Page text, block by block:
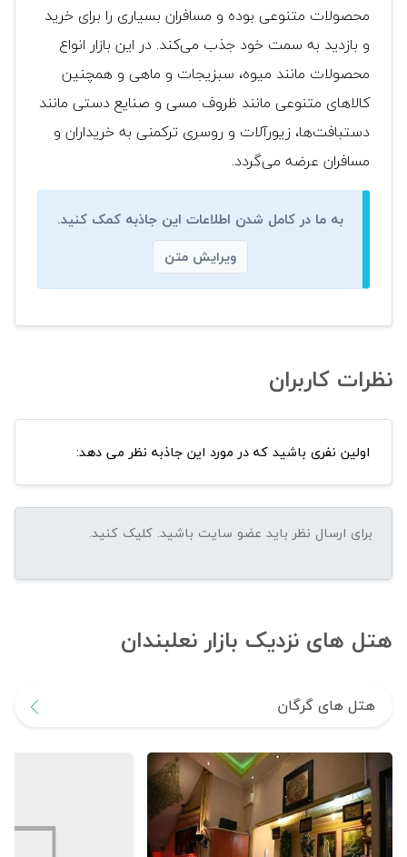
محصولات متنوعی بوده و مسافران بسیاری را برای خرید
و بازدید به سمت خود جذب می‌کند. در این بازار انواع
محصولات مانند میوه، سبزیجات و ماهی و همچنین
کالاهای متنوعی مانند ظروف مسی و صنایع دستی مانند
دستبافت‌ها، زیورآلات و روسری ترکمنی به خریداران و
مسافران عرضه می‌گردد.
به ما در کامل شدن اطلاعات این جاذبه کمک کنید.
ویرایش متن
نظرات کاربران
اولین نفری باشید که در مورد این جاذبه نظر می دهد:
هتل های نزدیک بازار نعلبندان
هتل های گرگان